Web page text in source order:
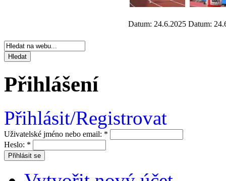
Datum: 24.6.2025 Datum:
Přihlášení
Přihlásit/Registrovat
Uživatelské jméno nebo email: *
Heslo: *